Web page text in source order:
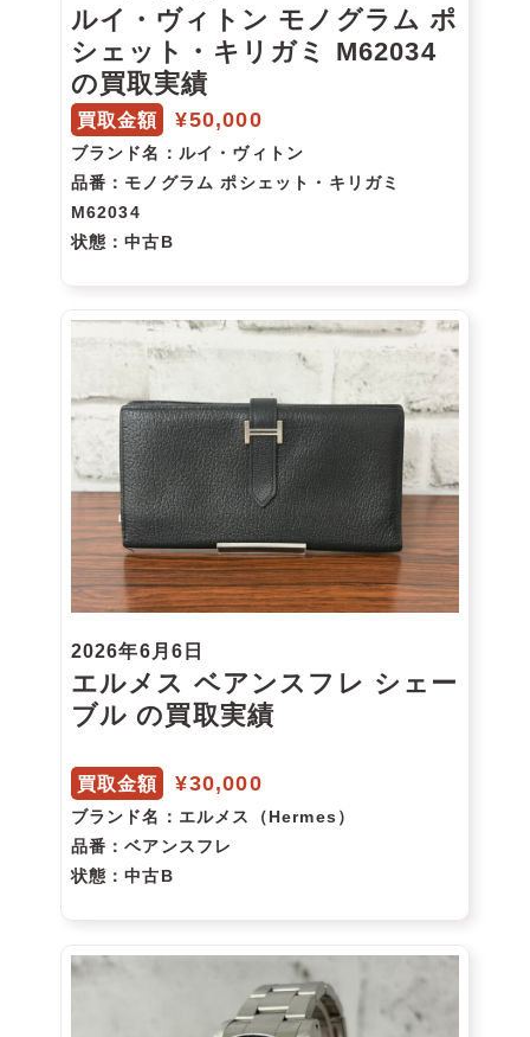
ルイ・ヴィトン モノグラム ポ
シェット・キリガミ M62034
の買取実績
買取金額 ¥50,000
ブランド名 ：ルイ・ヴィトン
品番 ：モノグラム ポシェット・キリガミ
M62034
状態 ：中古B
2026年6月6日
エルメス ベアンスフレ シェー
ブル の買取実績
買取金額 ¥30,000
ブランド名 ：エルメス（Hermes）
品番 ：ベアンスフレ
状態 ：中古B